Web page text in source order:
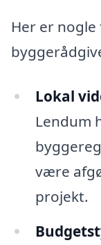
Her er
Lokal
Lendum
være
projekt.